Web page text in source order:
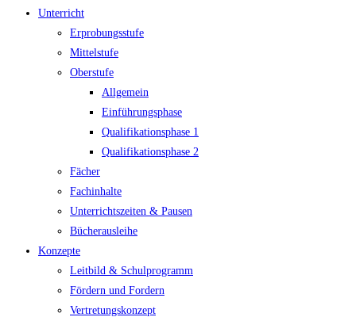
Unterricht
Erprobungsstufe
Mittelstufe
Oberstufe
Allgemein
Einführungsphase
Qualifikationsphase 1
Qualifikationsphase 2
Fächer
Fachinhalte
Unterrichtszeiten & Pausen
Bücherausleihe
Konzepte
Leitbild & Schulprogramm
Fördern und Fordern
Vertretungskonzept